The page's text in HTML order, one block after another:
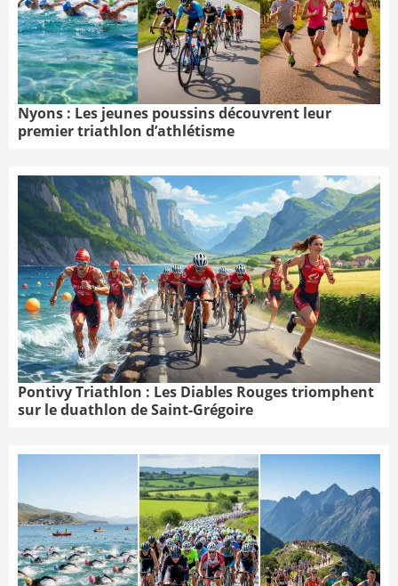
Nyons : Les jeunes poussins découvrent leur
premier triathlon d’athlétisme
Pontivy Triathlon : Les Diables Rouges triomphent
sur le duathlon de Saint-Grégoire